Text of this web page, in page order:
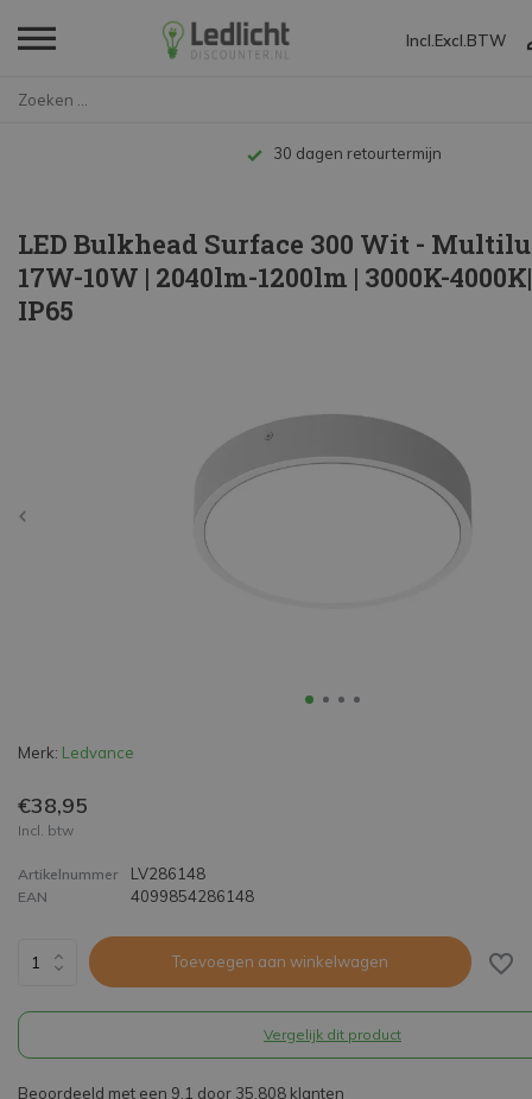
Incl. Excl. BTW
Tot 10 jaar garantie
LED Bulkhead Surface 300 Wit -
17W-10W | 2040lm-1200lm | 3000K-
IP65
Merk: Ledvance
€38,95
Incl. btw
Artikelnummer LV286148
EAN 4099854286148
Toevoegen aan winkelwagen
Vergelijk dit product
Beoordeeld met een 9,1 door 35.808 klanten